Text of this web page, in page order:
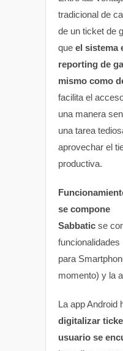
tradicional de
de un ticket de
que el sistema
reporting de
mismo como
facilita el
una manera
una tarea
aprovechar el
productiva.
se compone
Sabbatic se
funcionalidades
para
momento) y la
La app Android
digitalizar
usuario se